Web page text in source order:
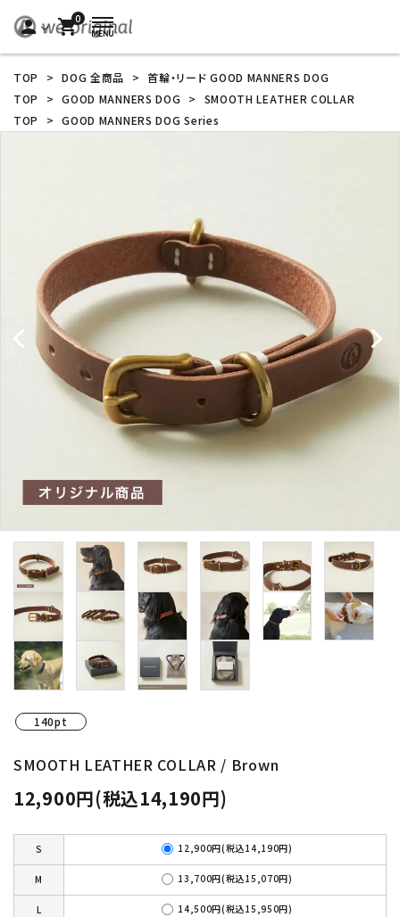
person 0
shopping_cart
TOP > DOG 全商品 >
首輪・リード GOOD MANNERS DOG
TOP
> GOOD MANNERS DOG >
SMOOTH LEATHER COLLAR
TOP
> GOOD MANNERS DOG Series
140pt
SMOOTH LEATHER COLLAR / Brown
12,900円(税込14,190円)
S 12,900円(税込14,190円)
M 13,700円(税込15,070円)
L 14,500円(税込15,950円)